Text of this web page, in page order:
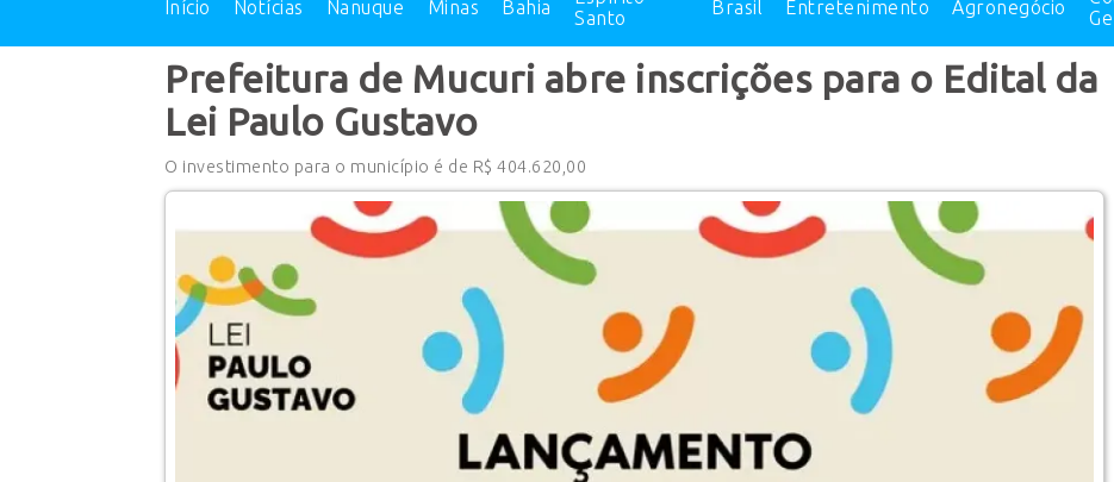
Início Notícias Nanuque Minas Bahia
Santo
Brasil Entretenimento Agronegócio
Prefeitura de Mucuri abre inscrições para o Edital da
Lei Paulo Gustavo
O investimento para o município é de R$ 404.620,00